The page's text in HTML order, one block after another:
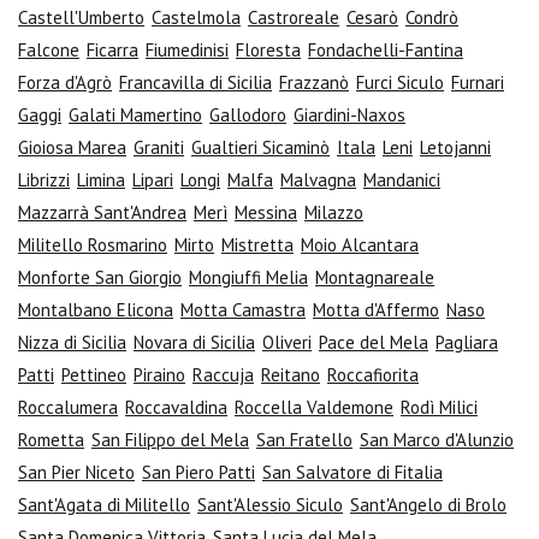
Castell'Umberto Castelmola Castroreale Cesarò Condrò
Falcone Ficarra Fiumedinisi Floresta Fondachelli-Fantina
Forza d'Agrò Francavilla di Sicilia Frazzanò Furci Siculo Furnari
Gaggi Galati Mamertino Gallodoro Giardini-Naxos
Gioiosa Marea Graniti Gualtieri Sicaminò Itala Leni Letojanni
Librizzi Limina Lipari Longi Malfa Malvagna Mandanici
Mazzarrà Sant'Andrea Merì Messina Milazzo
Militello Rosmarino Mirto Mistretta Moio Alcantara
Monforte San Giorgio Mongiuffi Melia Montagnareale
Montalbano Elicona Motta Camastra Motta d'Affermo Naso
Nizza di Sicilia Novara di Sicilia Oliveri Pace del Mela Pagliara
Patti Pettineo Piraino Raccuja Reitano Roccafiorita
Roccalumera Roccavaldina Roccella Valdemone Rodì Milici
Rometta San Filippo del Mela San Fratello San Marco d'Alunzio
San Pier Niceto San Piero Patti San Salvatore di Fitalia
Sant'Agata di Militello Sant'Alessio Siculo Sant'Angelo di Brolo